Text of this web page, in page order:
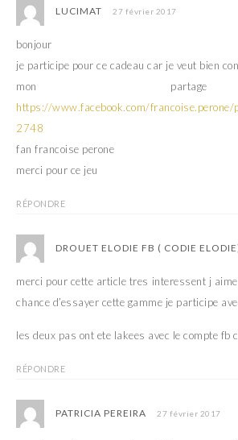
LUCIMAT 27 février 2017
bonjour
je participe pour ce cadeau car je veut bien
mon
https://www.facebook.com/
2748
fan francoise perone
merci pour ce jeu
RÉPONDRE
DROUET ELODIE FB ( CODIE
merci pour cette article tres interessent j
chance d’essayer cette gamme je participe
les deux pas ont ete lakees avec le compte fb
RÉPONDRE
PATRICIA PEREIRA 27 février 2017